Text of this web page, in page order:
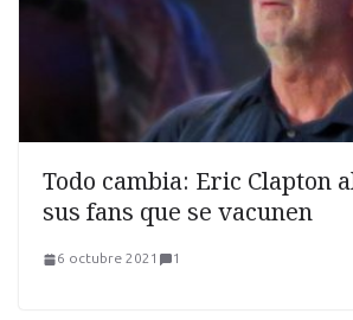
Todo cambia: Eric Clapton
sus fans que se vacunen
6 octubre 2021 1